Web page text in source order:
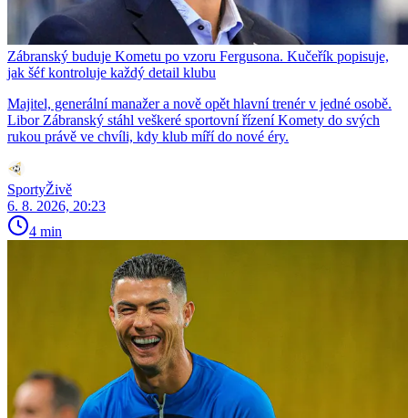
Zábranský buduje Kometu po vzoru Fergusona. Kučeřík popisuje,
jak šéf kontroluje každý detail klubu
Majitel, generální manažer a nově opět hlavní trenér v jedné osobě.
Libor Zábranský stáhl veškeré sportovní řízení Komety do svých
rukou právě ve chvíli, kdy klub míří do nové éry.
SportyŽivě
6. 8. 2026, 20:23
4 min